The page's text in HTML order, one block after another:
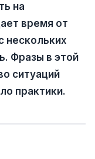
на
время от
нескольких
Фразы в этой
ситуаций
практики.